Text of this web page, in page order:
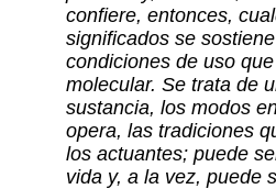
confiere, entonces,
significados se
condiciones de uso
molecular. Se trata de
sustancia, los modos
opera, las tradiciones
los actuantes; puede
vida y, a la vez, puede